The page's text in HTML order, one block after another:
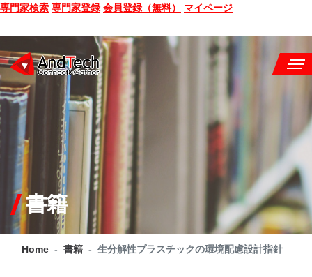
専門家検索 専門家登録 会員登録（無料） マイページ
SEMINAR
BOOK
CONSULTING
SERVICE
COMPANY
Q&A
書籍
Home 書籍 生分解性プラスチックの環境配慮設計指針